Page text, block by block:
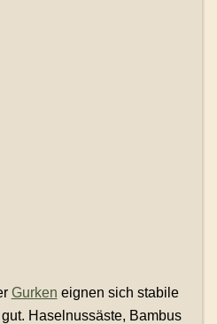
Gurken eignen sich stabile
Haselnussäste, Bambus